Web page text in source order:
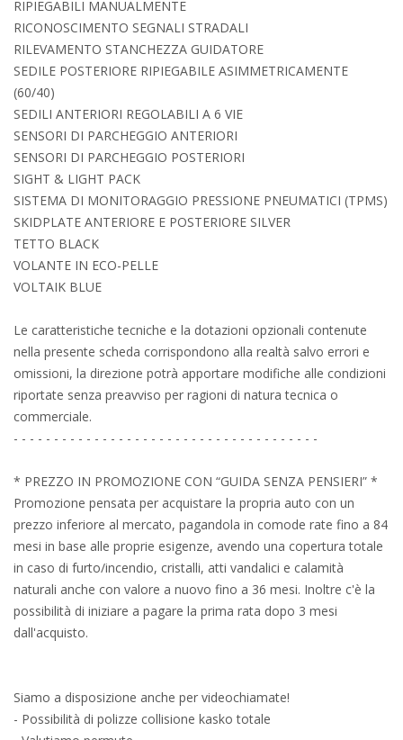
RIPIEGABILI MANUALMENTE
RICONOSCIMENTO SEGNALI STRADALI
RILEVAMENTO STANCHEZZA GUIDATORE
SEDILE POSTERIORE RIPIEGABILE ASIMMETRICAMENTE
(60/40)
SEDILI ANTERIORI REGOLABILI A 6 VIE
SENSORI DI PARCHEGGIO ANTERIORI
SENSORI DI PARCHEGGIO POSTERIORI
SIGHT & LIGHT PACK
SISTEMA DI MONITORAGGIO PRESSIONE PNEUMATICI (TPMS)
SKIDPLATE ANTERIORE E POSTERIORE SILVER
TETTO BLACK
VOLANTE IN ECO-PELLE
VOLTAIK BLUE
Le caratteristiche tecniche e la dotazioni opzionali contenute
nella presente scheda corrispondono alla realtà salvo errori e
omissioni, la direzione potrà apportare modifiche alle condizioni
riportate senza preavviso per ragioni di natura tecnica o
commerciale.
- - - - - - - - - - - - - - - - - - - - - - - - - - - - - - - - - - - - - -
* PREZZO IN PROMOZIONE CON “GUIDA SENZA PENSIERI” *
Promozione pensata per acquistare la propria auto con un
prezzo inferiore al mercato, pagandola in comode rate fino a 84
mesi in base alle proprie esigenze, avendo una copertura totale
in caso di furto/incendio, cristalli, atti vandalici e calamità
naturali anche con valore a nuovo fino a 36 mesi. Inoltre c'è la
possibilità di iniziare a pagare la prima rata dopo 3 mesi
dall'acquisto.
Siamo a disposizione anche per videochiamate!
- Possibilità di polizze collisione kasko totale